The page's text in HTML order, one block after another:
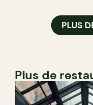
PLUS
Plus de